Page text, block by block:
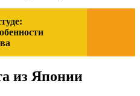
из Японии